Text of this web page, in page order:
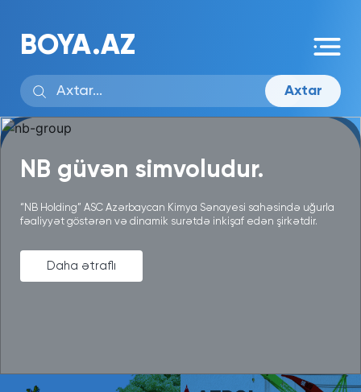
BOYA.AZ
Axtar
NB güvən simvoludur.
“NB Holding” ASC Azərbaycan Kimya Sənayesi sahəsində uğurla
fəaliyyət göstərən və dinamik surətdə inkişaf edən şirkətdir.
Daha ətraflı